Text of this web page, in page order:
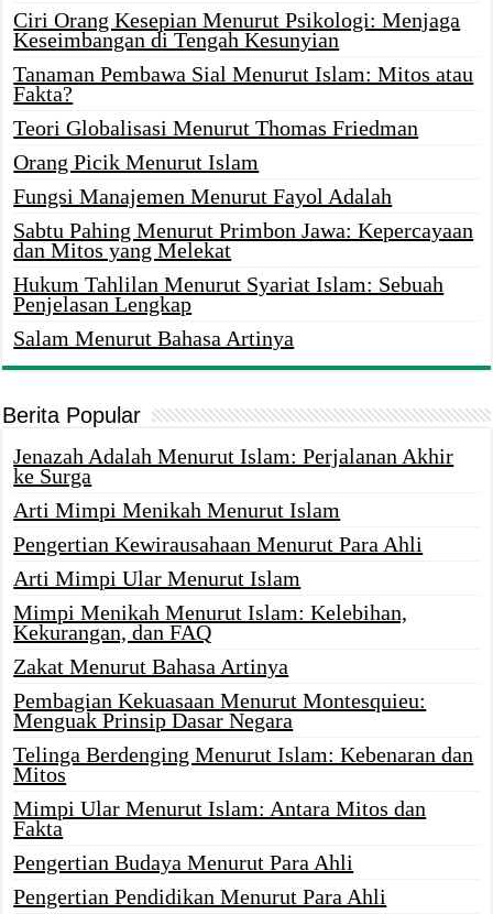
Ciri Orang Kesepian Menurut Psikologi: Menjaga
Keseimbangan di Tengah Kesunyian
Tanaman Pembawa Sial Menurut Islam: Mitos atau
Fakta?
Teori Globalisasi Menurut Thomas Friedman
Orang Picik Menurut Islam
Fungsi Manajemen Menurut Fayol Adalah
Sabtu Pahing Menurut Primbon Jawa: Kepercayaan
dan Mitos yang Melekat
Hukum Tahlilan Menurut Syariat Islam: Sebuah
Penjelasan Lengkap
Salam Menurut Bahasa Artinya
Berita Popular
Jenazah Adalah Menurut Islam: Perjalanan Akhir
ke Surga
Arti Mimpi Menikah Menurut Islam
Pengertian Kewirausahaan Menurut Para Ahli
Arti Mimpi Ular Menurut Islam
Mimpi Menikah Menurut Islam: Kelebihan,
Kekurangan, dan FAQ
Zakat Menurut Bahasa Artinya
Pembagian Kekuasaan Menurut Montesquieu:
Menguak Prinsip Dasar Negara
Telinga Berdenging Menurut Islam: Kebenaran dan
Mitos
Mimpi Ular Menurut Islam: Antara Mitos dan
Fakta
Pengertian Budaya Menurut Para Ahli
Pengertian Pendidikan Menurut Para Ahli